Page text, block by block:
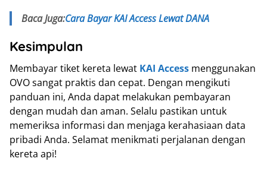
Baca Juga:Cara Bayar KAI Access Lewat DANA
Kesimpulan
Membayar tiket kereta lewat KAI Access menggunakan
OVO sangat praktis dan cepat. Dengan mengikuti
panduan ini, Anda dapat melakukan pembayaran
dengan mudah dan aman. Selalu pastikan untuk
memeriksa informasi dan menjaga kerahasiaan data
pribadi Anda. Selamat menikmati perjalanan dengan
kereta api!